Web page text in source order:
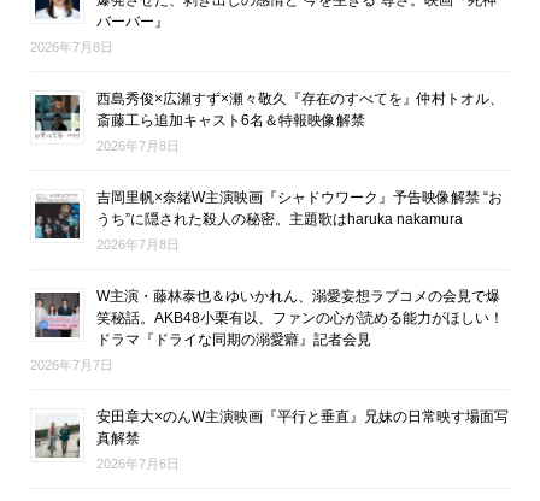
バーバー』
2026年7月8日
西島秀俊×広瀬すず×瀬々敬久『存在のすべてを』仲村トオル、
斎藤工ら追加キャスト6名＆特報映像解禁
2026年7月8日
吉岡里帆×奈緒W主演映画『シャドウワーク』予告映像解禁 “お
うち”に隠された殺人の秘密。主題歌はharuka nakamura
2026年7月8日
W主演・藤林泰也＆ゆいかれん、溺愛妄想ラブコメの会見で爆
笑秘話。AKB48小栗有以、ファンの心が読める能力がほしい！
ドラマ『ドライな同期の溺愛癖』記者会見
2026年7月7日
安田章大×のんW主演映画『平行と垂直』兄妹の日常映す場面写
真解禁
2026年7月6日